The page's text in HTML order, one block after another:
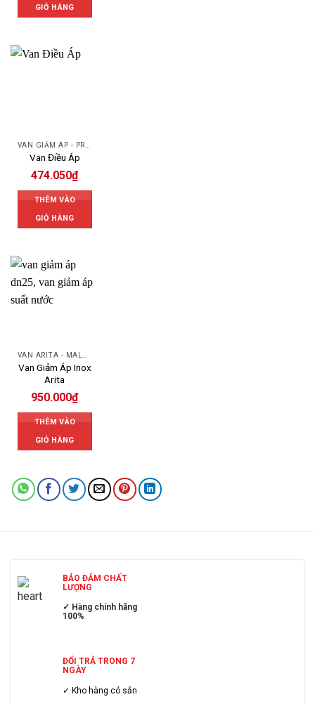
GIỎ HÀNG
Van Điều Áp
474.050₫
THÊM VÀO
GIỎ HÀNG
VAN ARITA - MALAYSIA
Van Giảm Áp Inox
Arita
950.000₫
THÊM VÀO
GIỎ HÀNG
BẢO ĐẢM CHẤT
LƯỢNG
✓ Hàng chính hãng
100%
ĐỔI TRẢ TRONG 7
NGÀY
✓ Kho hàng có sẳn